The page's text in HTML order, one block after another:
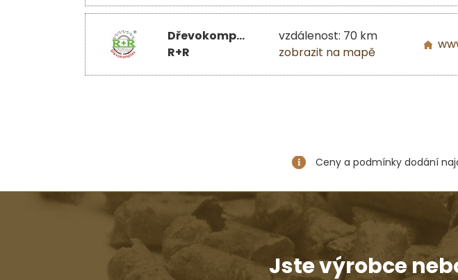
Dřevokomplex
R+R
vzdálenost: 70 km
zobrazit na mapě
Ceny a podmínky dodání
Jste výrobce